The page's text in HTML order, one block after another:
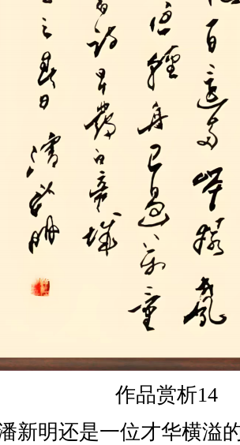
作品赏析14
新明还是一位才华横溢